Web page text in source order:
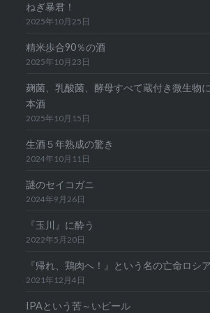
ねぎ暴君！
2025年10月25日
精米歩合90％の酒
2025年10月23日
麹菌、乳酸菌、酵母すべて蔵付き微生物
本酒
2025年10月15日
生酒５年熟成の驚き
2024年10月11日
謎のセイコガニ
2024年9月26日
『玉川』に酔う
2022年5月20日
『帰れ、鶏肉へ！』という名の亡命ロシ
2021年12月4日
IPAという苦～いビール